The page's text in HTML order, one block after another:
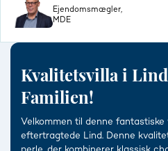
Ejendomsmægler,
MDE
Kvalitetsvilla i
Familien!
Velkommen til denne
eftertragtede Lind. Denne